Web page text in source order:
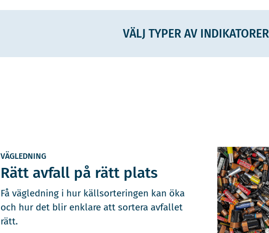
VÄLJ TYPER AV INDIKATORER
VÄGLEDNING
Rätt avfall på rätt plats
Få vägledning i hur källsorteringen kan öka
och hur det blir enklare att sortera avfallet
rätt.